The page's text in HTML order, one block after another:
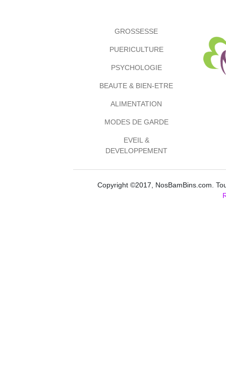
GROSSESSE
PUERICULTURE
PSYCHOLOGIE
BEAUTE & BIEN-ETRE
ALIMENTATION
MODES DE GARDE
EVEIL &
DEVELOPPEMENT
Copyright ©2017, NosBamBins.com.